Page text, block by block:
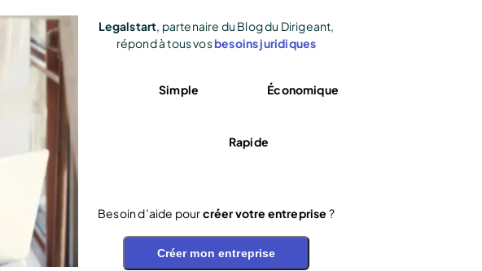
Legalstart, partenaire du Blog du Dirigeant,
répond à tous vosbesoins juridiques
Simple Économique
Rapide
Besoin d’aide pourcréer votre entreprise ?
Créer mon entreprise